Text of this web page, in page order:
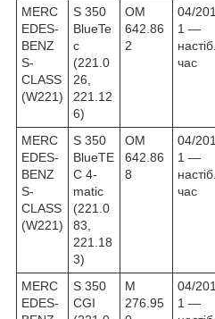
MERC
EDES-
BENZ
S-
CLASS
(W221)
S 350
BlueTe
c
(221.0
26,
221.12
6)
OM
642.86
2
04/201
1 —
настіб.
час
MERC
EDES-
BENZ
S-
CLASS
(W221)
S 350
BlueTE
C 4-
matic
(221.0
83,
221.18
3)
OM
642.86
8
04/201
1 —
настіб.
час
MERC
EDES-
S 350
CGI
M
276.95
04/201
1 —